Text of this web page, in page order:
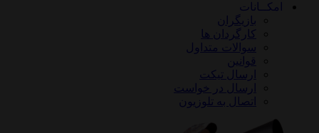
کارگردان ها
سوالات متداول
ارسال در خواست
اتصال به تلوزیون